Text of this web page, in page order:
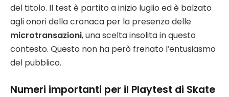
del titolo. Il test è partito a inizio luglio ed è balzato
agli onori della cronaca per la presenza delle
microtransazioni, una scelta insolita in questo
contesto. Questo non ha però frenato l’entusiasmo
del pubblico.
Numeri importanti per il Playtest di Skate